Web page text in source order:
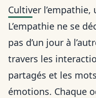
Cultiver l’empathie,
L’empathie ne se
pas d’un jour à
travers les
partagés et les
émotions. Chaque